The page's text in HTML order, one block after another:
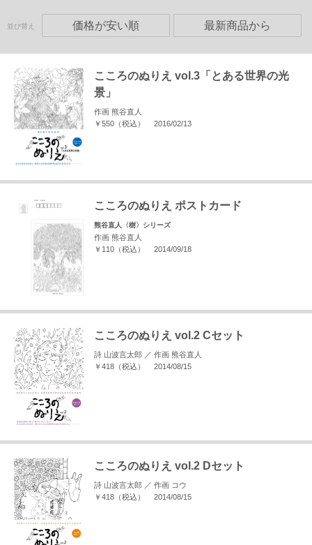
並び替え 価格が安い順 最新商品から
こころのぬりえ vol.3「とある世界の光
景」
作画 熊谷直人
￥550（税込）
2016/02/13
こころのぬりえ ポストカード
熊谷直人〈樹〉シリーズ
作画 熊谷直人
￥110（税込）
2014/09/18
こころのぬりえ vol.2 Cセット
詩 山波言太郎 ／ 作画 熊谷直人
￥418（税込）
2014/08/15
こころのぬりえ vol.2 Dセット
詩 山波言太郎 ／ 作画 コウ
￥418（税込）
2014/08/15